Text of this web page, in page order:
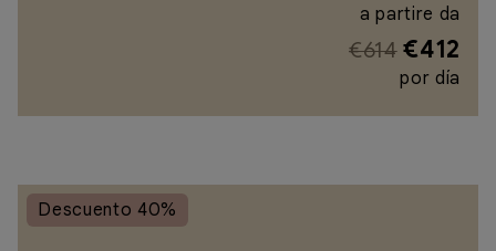
a partire da
€614 €412
por día
Descuento 40%